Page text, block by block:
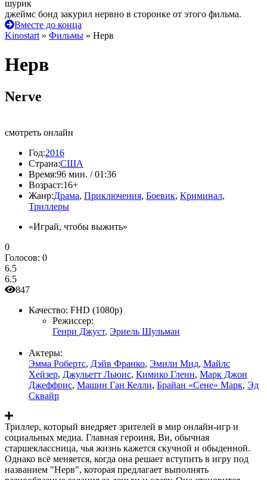
шурик
джеймс бонд закурил нервно в сторонке от этого фильма.
Вместе до конца
Kinostart » Фильмы » Нерв
Нерв
Nerve
смотреть онлайн
Год:2016
Страна:США
Время:96 мин. / 01:36
Возраст:16+
Жанр:Драма, Приключения, Боевик, Криминал,
Триллеры
«Играй, чтобы выжить»
0
Голосов: 0
6.5
6.5
847
Качество: FHD (1080p)
Режиссер:
Генри Джуст, Эриель Шульман
Актеры:
Эмма Робертс, Дэйв Франко, Эмили Мид, Майлс
Хейзер, Джульетт Льюис, Кимико Гленн, Марк Джон
Джеффрис, Машин Ган Келли, Брайан «Сене» Марк, Эд
Сквайр
Триллер, который внедряет зрителей в мир онлайн-игр и
социальных медиа. Главная героиня, Ви, обычная
старшеклассница, чья жизнь кажется скучной и обыденной.
Однако всё меняется, когда она решает вступить в игру под
названием "Нерв", которая предлагает выполнять